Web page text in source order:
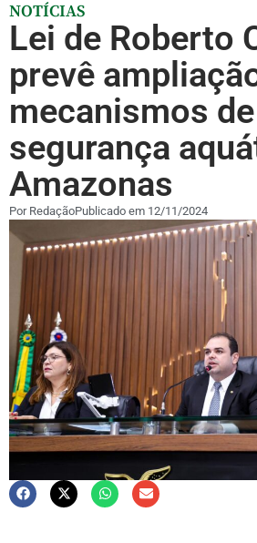
NOTÍCIAS
Lei de Roberto
prevê
mecanismos de
segurança
Amazonas
PorRedaçãoPublicado em 12/11/2024